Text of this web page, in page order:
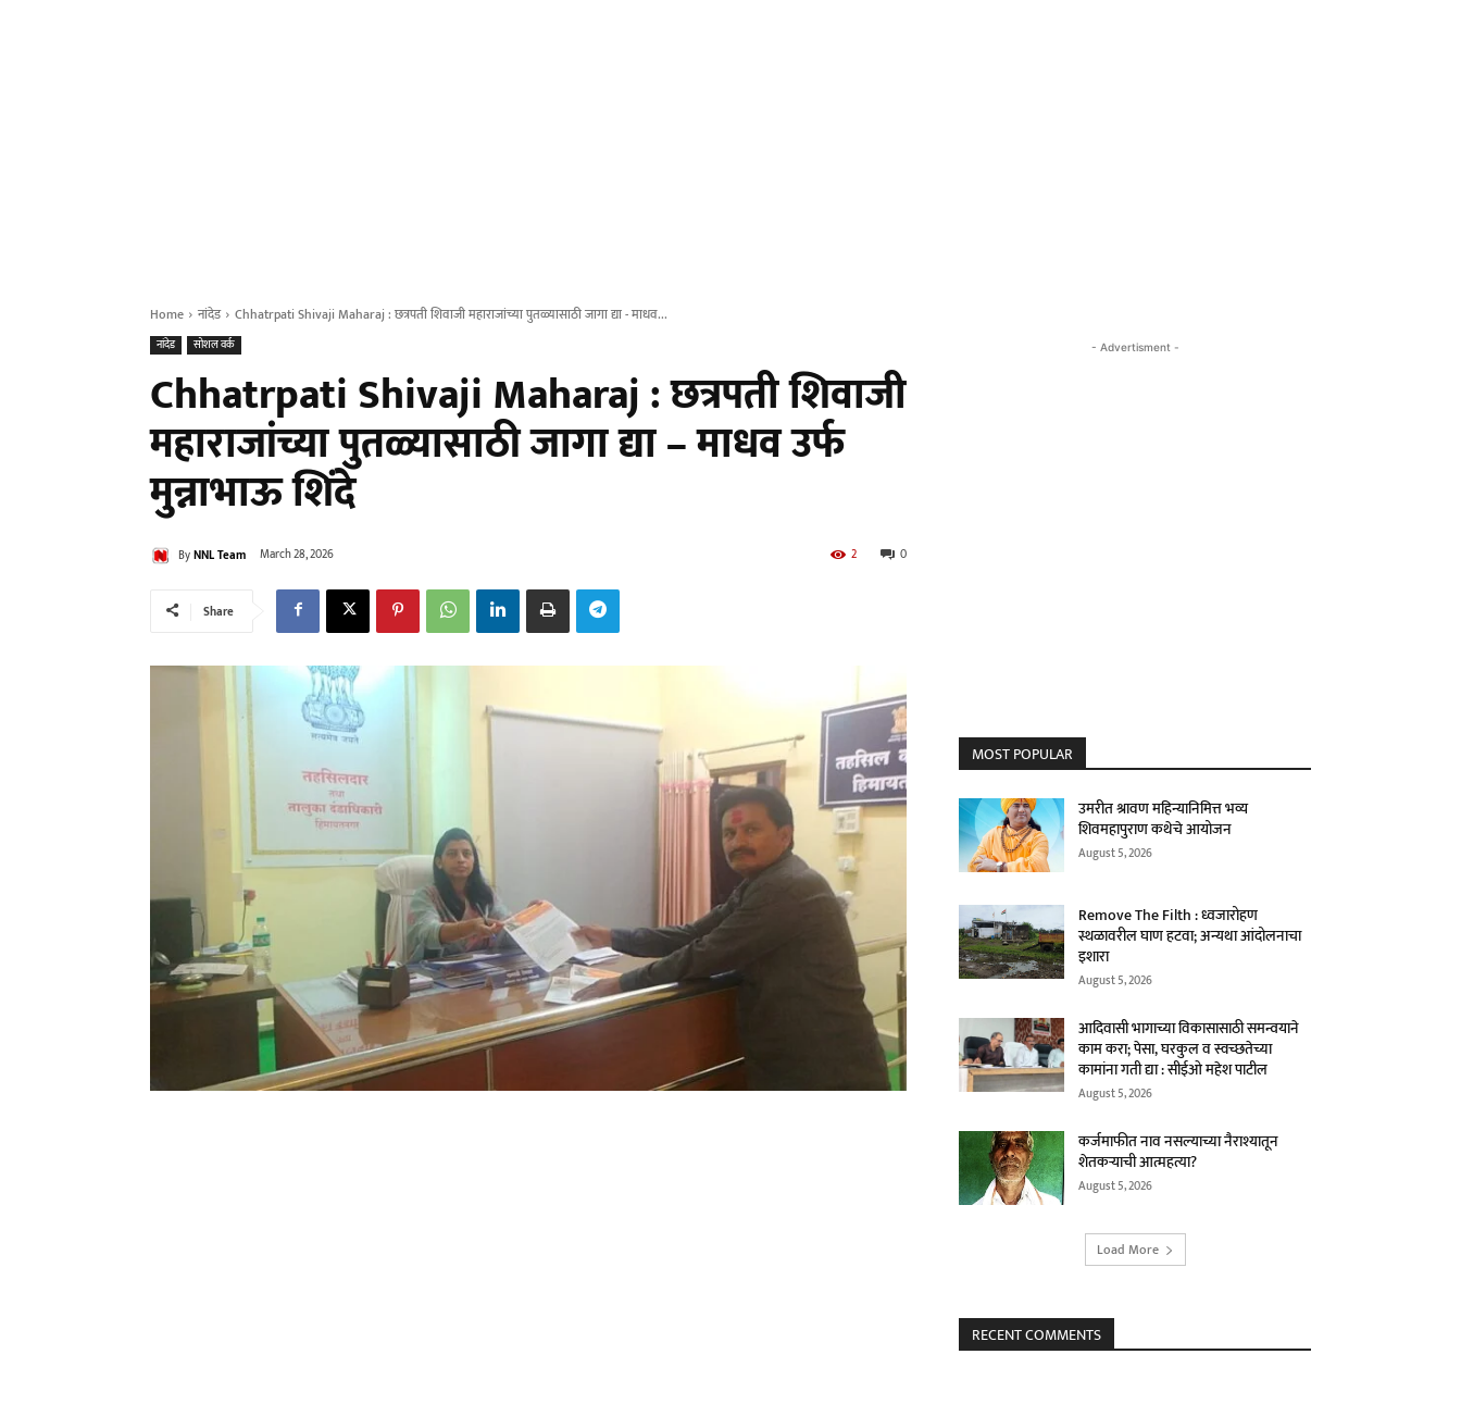
Home नांदेड Chhatrpati Shivaji Maharaj : छत्रपती शिवाजी महाराजांच्या पुतळ्यासाठी जागा द्या - माधव...
नांदेड सोशल वर्क
Chhatrpati Shivaji Maharaj : छत्रपती शिवाजी
महाराजांच्या पुतळ्यासाठी जागा द्या – माधव उर्फ
मुन्नाभाऊ शिंदे
ByNNL Team March 28, 2026 0
2
Share
- Advertisment -
MOST POPULAR
उमरीत श्रावण महिन्यानिमित्त भव्य
शिवमहापुराण कथेचे आयोजन
August 5, 2026
Remove The Filth : ध्वजारोहण
स्थळावरील घाण हटवा; अन्यथा आंदोलनाचा
इशारा
August 5, 2026
आदिवासी भागाच्या विकासासाठी समन्वयाने
काम करा; पेसा, घरकुल व स्वच्छतेच्या
कामांना गती द्या : सीईओ महेश पाटील
August 5, 2026
कर्जमाफीत नाव नसल्याच्या नैराश्यातून
शेतकऱ्याची आत्महत्या?
August 5, 2026
Load More
RECENT COMMENTS